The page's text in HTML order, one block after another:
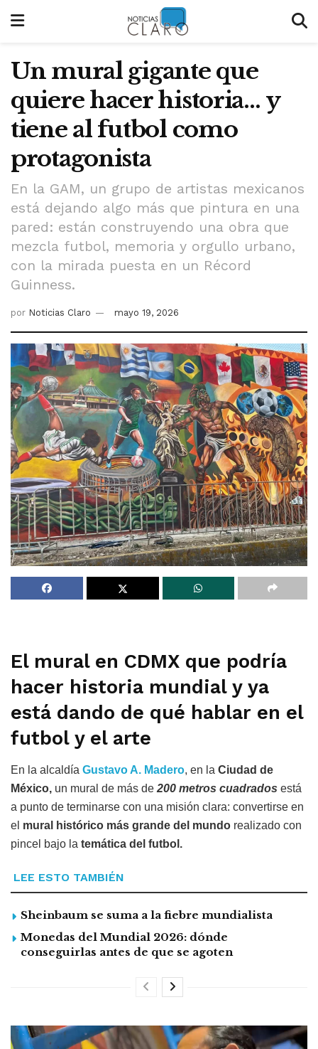
Un mural gigante que
quiere hacer historia… y
tiene al futbol como
protagonista
En la GAM, un grupo de artistas mexicanos
está dejando algo más que pintura en una
pared: están construyendo una obra que
mezcla futbol, memoria y orgullo urbano,
con la mirada puesta en un Récord
Guinness.
por Noticias Claro mayo 19, 2026
El mural en CDMX que podría
hacer historia mundial y ya
está dando de qué hablar en el
futbol y el arte
En la alcaldía Gustavo A. Madero, en la Ciudad de
México, un mural de más de 200 metros cuadrados está
a punto de terminarse con una misión clara: convertirse en
el mural histórico más grande del mundo realizado con
pincel bajo la temática del futbol.
LEE ESTO TAMBIÉN
Sheinbaum se suma a la fiebre mundialista
Monedas del Mundial 2026: dónde
conseguirlas antes de que se agoten
Reproductor